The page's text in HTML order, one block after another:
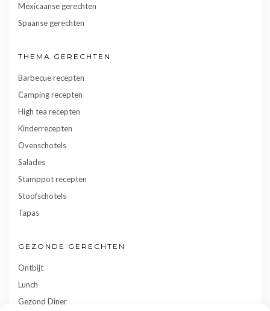
Mexicaanse gerechten
Spaanse gerechten
THEMA GERECHTEN
Barbecue recepten
Camping recepten
High tea recepten
Kinderrecepten
Ovenschotels
Salades
Stamppot recepten
Stoofschotels
Tapas
GEZONDE GERECHTEN
Ontbijt
Lunch
Gezond Diner